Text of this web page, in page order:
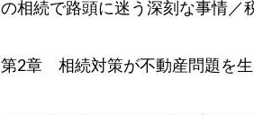
の相続で路頭に迷う深刻な事情／
第2章 相続対策が不動産問題を